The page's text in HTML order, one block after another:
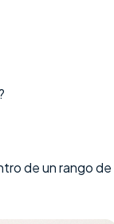
de un rango de